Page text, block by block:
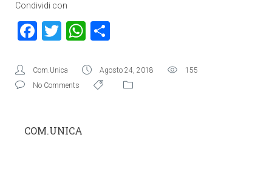
Condividi con
Facebook
TwitterWhatsApp
Com.Unica Agosto 24, 2018
155
No Comments
COM.UNICA